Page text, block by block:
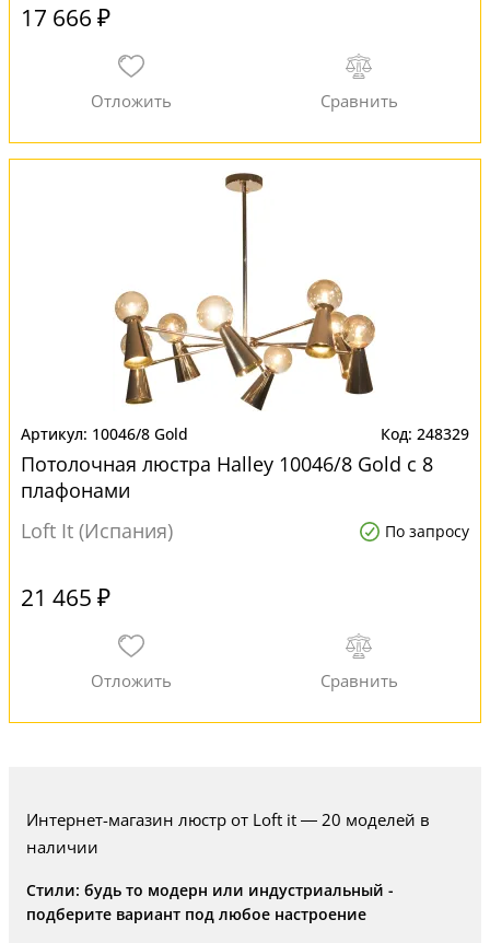
17 666 ₽
10046/8 Gold 248329
Потолочная люстра Halley 10046/8 Gold с 8
плафонами
Loft It (Испания)
По запросу
21 465 ₽
Интернет-магазин люстр от Loft it — 20 моделей в
наличии
Стили: будь то модерн или индустриальный -
подберите вариант под любое настроение